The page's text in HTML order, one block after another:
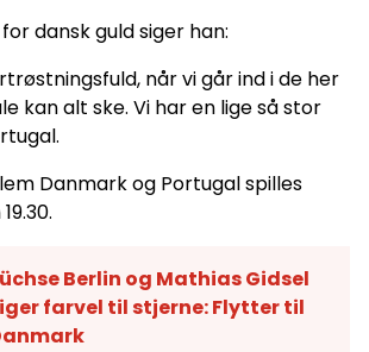
dansk guld siger han:
når vi går ind i de her
kan alt ske. Vi har en lige så stor
Danmark og Portugal spilles
Berlin og Mathias Gidsel
farvel til stjerne: Flytter til